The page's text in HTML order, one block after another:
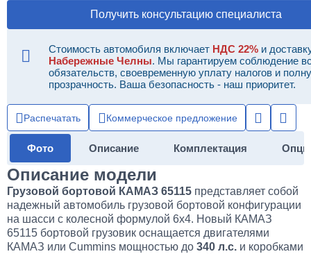
Получить консультацию специалиста
Стоимость автомобиля включает НДС 22% и
Набережные Челны. Мы гарантируем соблюдение
обязательств, своевременную уплату налогов и
прозрачность. Ваша безопасность - наш приоритет.
Распечатать Коммерческое предложение
Фото Описание Комплектация
Описание модели
Грузовой бортовой КАМАЗ 65115 представляет собой
надежный автомобиль грузовой бортовой конфигурации
на шасси с колесной формулой 6x4. Новый КАМАЗ
65115 бортовой грузовик оснащается двигателями
КАМАЗ или Cummins мощностью до 340 л.с. и коробками